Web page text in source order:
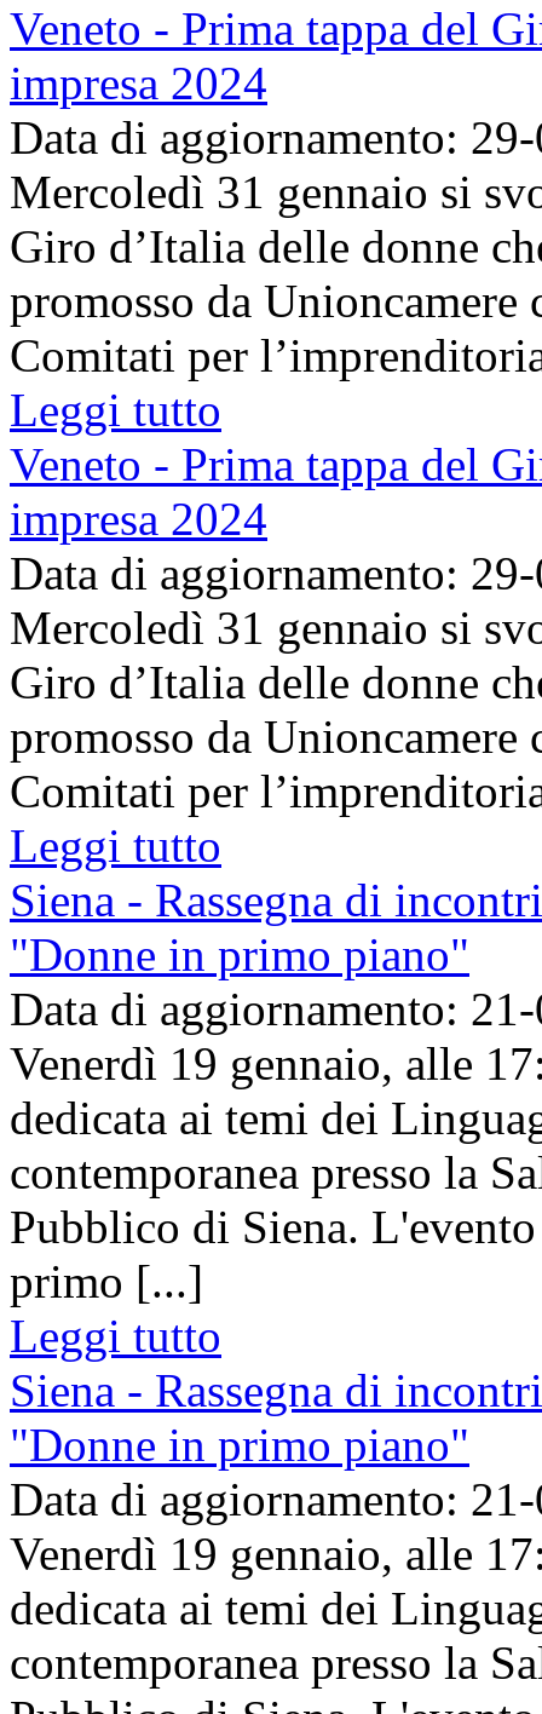
Veneto - Prima tappa del
impresa 2024
Data di aggiornamento:
Mercoledì 31 gennaio si
Giro d’Italia delle donne
promosso da
Comitati per
Leggi tutto
Veneto - Prima tappa del
impresa 2024
Data di aggiornamento:
Mercoledì 31 gennaio si
Giro d’Italia delle donne
promosso da
Comitati per
Leggi tutto
Siena - Rassegna di
"Donne in primo piano"
Data di aggiornamento:
Venerdì 19 gennaio, alle
dedicata ai temi dei
contemporanea presso la
Pubblico di Siena.
primo [...]
Leggi tutto
Siena - Rassegna di
"Donne in primo piano"
Data di aggiornamento:
Venerdì 19 gennaio, alle
dedicata ai temi dei
contemporanea presso la